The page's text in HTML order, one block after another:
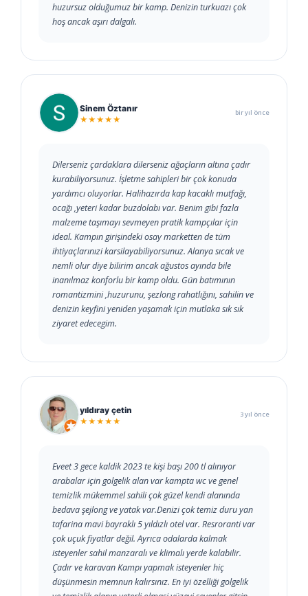
huzursuz olduğumuz bir kamp. Denizin turkuazı çok
hoş ancak aşırı dalgalı.
Sinem Öztanır
★★★★★
bir yıl önce
Dilerseniz çardaklara dilerseniz ağaçların altına çadır
kurabiliyorsunuz. İşletme sahipleri bir çok konuda
yardımcı oluyorlar. Halihazırda kap kacaklı mutfağı,
ocağı ,yeteri kadar buzdolabı var. Benim gibi fazla
malzeme taşımayı sevmeyen pratik kampçılar için
ideal. Kampın girişindeki osay marketten de tüm
ihtiyaçlarınızi karsilayabiliyorsunuz. Alanya sıcak ve
nemli olur diye bilirim ancak ağustos ayında bile
inanılmaz konforlu bir kamp oldu. Gün batımının
romantizmini ,huzurunu, şezlong rahatlığını, sahilin ve
denizin keyfini yeniden yaşamak için mutlaka sık sık
ziyaret edecegim.
yıldıray çetin
★★★★★
3 yıl önce
Eveet 3 gece kaldik 2023 te kişi başı 200 tl alınıyor
arabalar için golgelik alan var kampta wc ve genel
temizlik mükemmel sahili çok güzel kendi alanında
bedava şejlong ve yatak var.Denizi çok temiz duru yan
tafarina mavi bayraklı 5 yıldızlı otel var. Resroranti var
çok uçuk fiyatlar değil. Ayrıca odalarda kalmak
isteyenler sahil manzaralı ve klimalı yerde kalabilir.
Çadır ve karavan Kampı yapmak isteyenler hiç
düşünmesin memnun kalırsınız. En iyi özelliği golgelik